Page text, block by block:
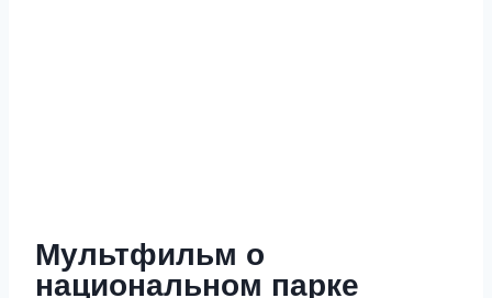
Мультфильм о
национальном парке